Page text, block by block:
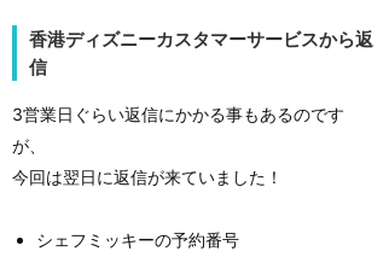
香港ディズニーカスタマーサービスから返
信
3営業日ぐらい返信にかかる事もあるのです
が、
今回は翌日に返信が来ていました！
シェフミッキーの予約番号